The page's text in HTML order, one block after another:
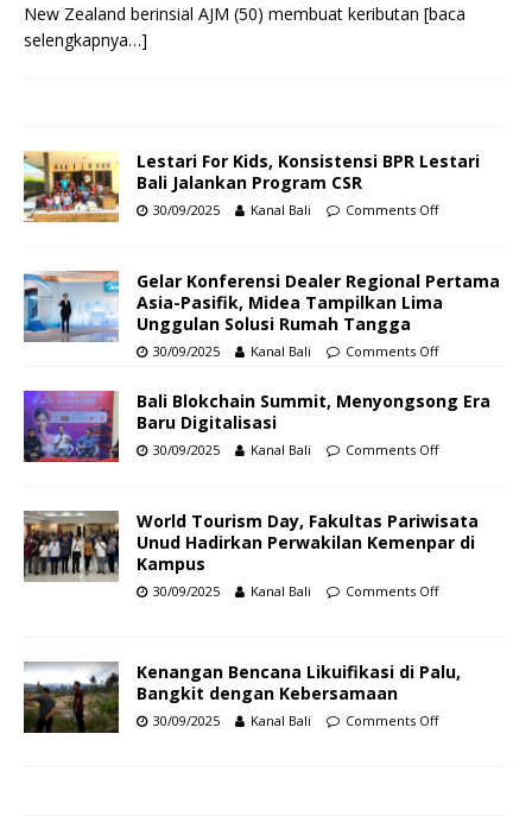
New Zealand berinsial AJM (50) membuat keributan [baca
selengkapnya…]
Lestari For Kids, Konsistensi BPR Lestari
Bali Jalankan Program CSR
30/09/2025 Kanal Bali Comments Off
Gelar Konferensi Dealer Regional Pertama
Asia-Pasifik, Midea Tampilkan Lima
Unggulan Solusi Rumah Tangga
30/09/2025 Kanal Bali Comments Off
Bali Blokchain Summit, Menyongsong Era
Baru Digitalisasi
30/09/2025 Kanal Bali Comments Off
World Tourism Day, Fakultas Pariwisata
Unud Hadirkan Perwakilan Kemenpar di
Kampus
30/09/2025 Kanal Bali Comments Off
Kenangan Bencana Likuifikasi di Palu,
Bangkit dengan Kebersamaan
30/09/2025 Kanal Bali Comments Off